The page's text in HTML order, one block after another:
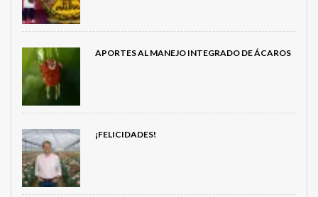
APORTES AL MANEJO INTEGRADO DE ÁCAROS
¡FELICIDADES!